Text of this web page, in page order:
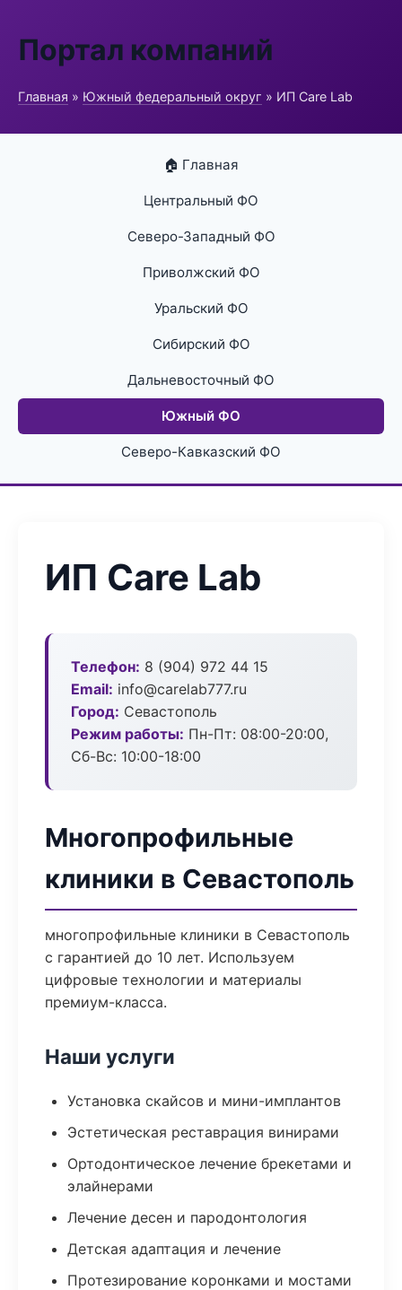
Портал компаний
Главная » Южный федеральный округ » ИП Care Lab
🏠 Главная
Центральный ФО
Северо-Западный ФО
Приволжский ФО
Уральский ФО
Сибирский ФО
Дальневосточный ФО
Южный ФО
Северо-Кавказский ФО
ИП Care Lab
Телефон: 8 (904) 972 44 15
Email: info@carelab777.ru
Город: Севастополь
Режим работы: Пн-Пт: 08:00-20:00,
Сб-Вс: 10:00-18:00
Многопрофильные
клиники в Севастополь
многопрофильные клиники в Севастополь
с гарантией до 10 лет. Используем
цифровые технологии и материалы
премиум-класса.
Наши услуги
Установка скайсов и мини-имплантов
Эстетическая реставрация винирами
Ортодонтическое лечение брекетами и
элайнерами
Лечение десен и пародонтология
Детская адаптация и лечение
Протезирование коронками и мостами